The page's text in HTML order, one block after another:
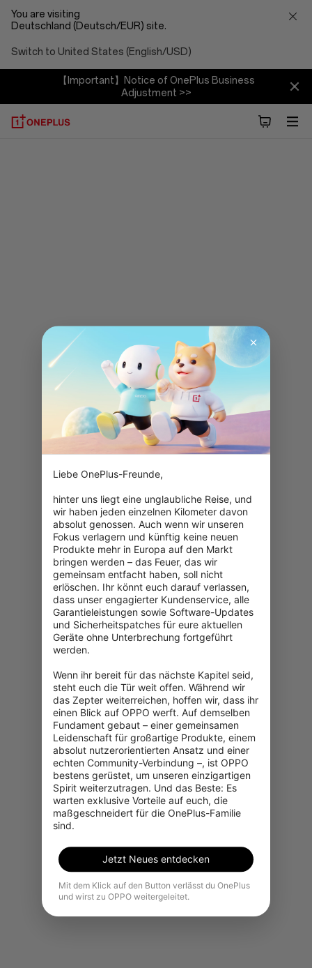
You are visiting
Deutschland (Deutsch/EUR) site.
Switch to United States (English/USD)
【Important】Notice of OnePlus Business
Adjustment >>
Es tut uns leid, dieses Produkt ist
in Ihrer Region vorübergehend
nicht zum Kauf verfügbar.
Weitere Produkte ansehen
Liebe OnePlus-Freunde,
hinter uns liegt eine unglaubliche Reise, und
wir haben jeden einzelnen Kilometer davon
absolut genossen. Auch wenn wir unseren
Fokus verlagern und künftig keine neuen
Produkte mehr in Europa auf den Markt
bringen werden – das Feuer, das wir
gemeinsam entfacht haben, soll nicht
erlöschen. Ihr könnt euch darauf verlassen,
dass unser engagierter Kundenservice, alle
Garantieleistungen sowie Software-Updates
und Sicherheitspatches für eure aktuellen
Geräte ohne Unterbrechung fortgeführt
werden.
Wenn ihr bereit für das nächste Kapitel seid,
steht euch die Tür weit offen. Während wir
das Zepter weiterreichen, hoffen wir, dass ihr
einen Blick auf OPPO werft. Auf demselben
Fundament gebaut – einer gemeinsamen
Leidenschaft für großartige Produkte, einem
absolut nutzerorientierten Ansatz und einer
echten Community-Verbindung –, ist OPPO
bestens gerüstet, um unseren einzigartigen
Spirit weiterzutragen. Und das Beste: Es
warten exklusive Vorteile auf euch, die
maßgeschneidert für die OnePlus-Familie
sind.
Jetzt Neues entdecken
Mit dem Klick auf den Button verlässt du OnePlus
und wirst zu OPPO weitergeleitet.